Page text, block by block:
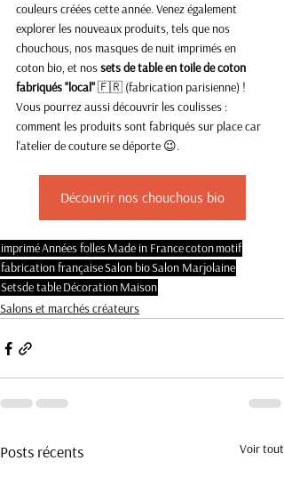
couleurs créées cette année. Venez également
explorer les nouveaux produits, tels que nos
chouchous, nos masques de nuit imprimés en
coton bio, et nos sets de table en toile de coton
fabriqués "local" 🇫🇷 (fabrication parisienne) !
Vous pourrez aussi découvrir les coulisses :
comment les produits sont fabriqués sur place car
l'atelier de couture se déporte 😉.
Découvrir nos chouchous bio
impriméAnnées follesMade in Francecotonmotif
fabrication françaiseSalon bioSalon Marjolaine
Setsde tableDécorationMaison
Salons et marchés créateurs
Posts récents Voir tout